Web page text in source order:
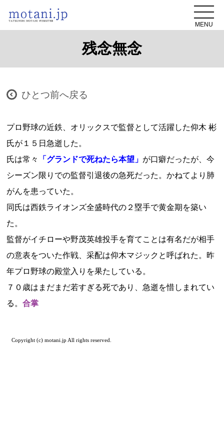
MENU
残念無念
ひとつ前へ戻る
プロ野球の近鉄、オリックスで監督として活躍した仰木 彬
氏が１５日急逝した。
氏は常々
「グランドで死ねたら本望」 が口癖だったが、今
シーズン限りでの監督引退後の急死だった。かねてより肺
がんを患っていた。
同氏は西鉄ライオンズ全盛時代の２塁手で黄金期を築い
た。
監督がイチローや野茂英雄投手を育てことは有名だが相手
の意表をついた作戦、采配は仰木マジックと呼ばれた。昨
年プロ野球の殿堂入りを果たしている。
７０歳はまだまだ若すぎる死であり、急逝を惜しまれてい
る。合掌
Copyright (c) motani.jp All rights reserved.